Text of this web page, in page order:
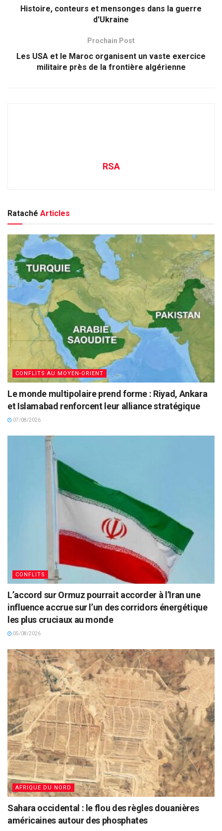
Histoire, conteurs et mensonges dans la guerre
d'Ukraine
Prochain Post
Les USA et le Maroc organisent un vaste exercice
militaire près de la frontière algérienne
RSA
Rataché Articles
CONFLITS AU MOYEN-ORIENT
Le monde multipolaire prend forme : Riyad, Ankara
et Islamabad renforcent leur alliance stratégique
07/08/2026
CONFLITS
L’accord sur Ormuz pourrait accorder à l’Iran une
influence accrue sur l’un des corridors énergétique
les plus cruciaux au monde
05/08/2026
AFRIQUE DU NORD
Sahara occidental : le flou des règles douanières
américaines autour des phosphates